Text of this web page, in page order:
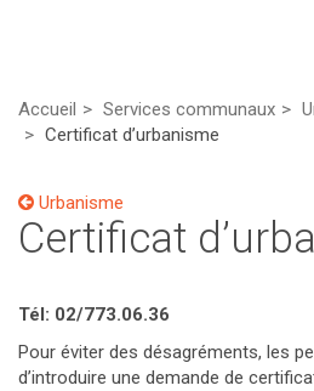
Accueil Services communaux
Certificat d’urbanisme
Urbanisme
Certificat
Tél: 02/773.06.36
Pour éviter des désagréments, les
d’introduire une demande de